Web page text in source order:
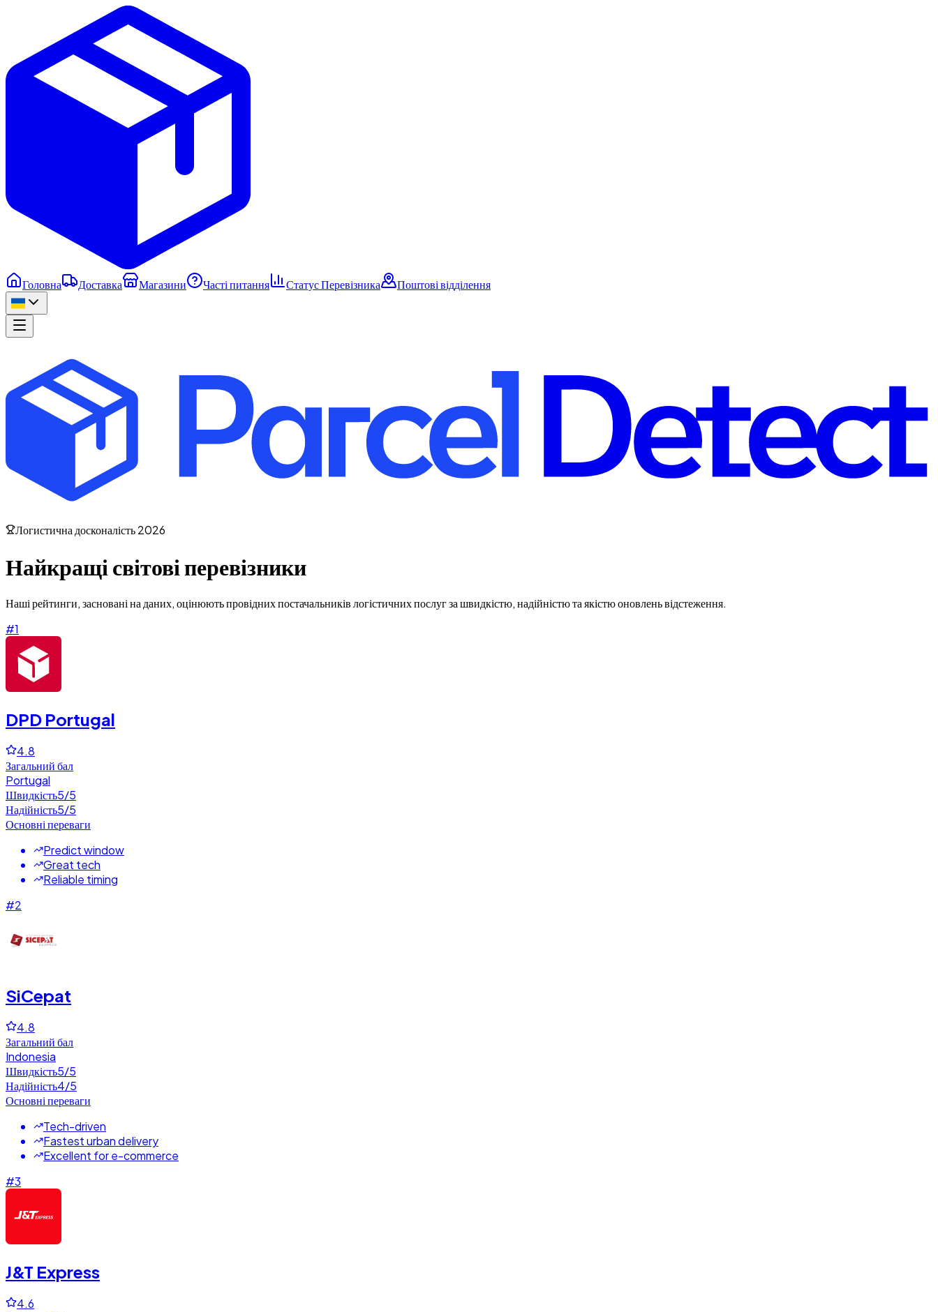
Головна Доставка Магазини Часті питання Статус Перевізника Поштові відділення
Логистична досконалість 2026
Найкращі світові перевізники
Наші рейтинги, засновані на даних, оцінюють провідних постачальників логістичних послуг за швидкістю, надійністю та якістю оновлень відстеження.
#1
DPD Portugal
4.8
Загальний бал
Portugal
Швидкість5/5
Надійність5/5
Основні переваги
Predict window
Great tech
Reliable timing
#2
SiCepat
4.8
Загальний бал
Indonesia
Швидкість5/5
Надійність4/5
Основні переваги
Tech-driven
Fastest urban delivery
Excellent for e-commerce
#3
J&T Express
4.6